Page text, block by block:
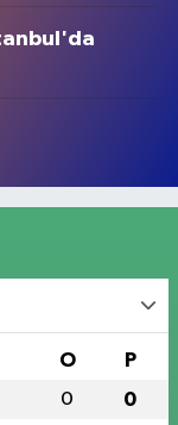
O P
0 0